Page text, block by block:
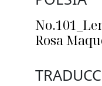
Rosa